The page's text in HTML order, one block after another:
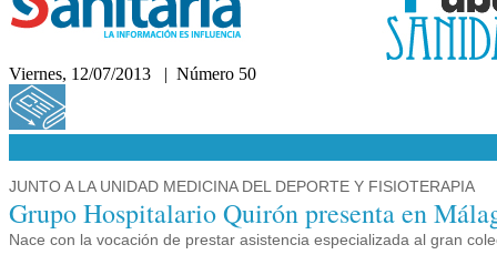
Viernes, 12/07/2013 | Número 50
JUNTO A LA UNIDAD MEDICINA DEL DEPORTE Y FISIOTERAPIA
Grupo Hospitalario Quirón presenta en
Nace con la vocación de prestar asistencia especializada al gran